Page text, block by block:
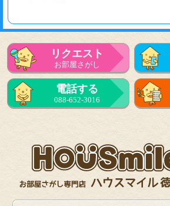
リクエスト
お部屋さがし
電話する
088-652-3016